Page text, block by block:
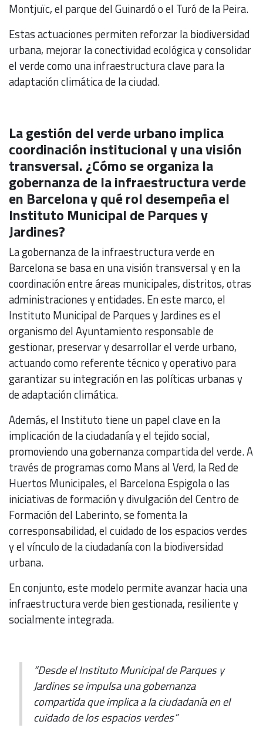
Montjuïc, el parque del Guinardó o el Turó de la Peira.
Estas actuaciones permiten reforzar la biodiversidad
urbana, mejorar la conectividad ecológica y consolidar
el verde como una infraestructura clave para la
adaptación climática de la ciudad.
La gestión del verde urbano implica
coordinación institucional y una visión
transversal. ¿Cómo se organiza la
gobernanza de la infraestructura verde
en Barcelona y qué rol desempeña el
Instituto Municipal de Parques y
Jardines?
La gobernanza de la infraestructura verde en
Barcelona se basa en una visión transversal y en la
coordinación entre áreas municipales, distritos, otras
administraciones y entidades. En este marco, el
Instituto Municipal de Parques y Jardines es el
organismo del Ayuntamiento responsable de
gestionar, preservar y desarrollar el verde urbano,
actuando como referente técnico y operativo para
garantizar su integración en las políticas urbanas y
de adaptación climática.
Además, el Instituto tiene un papel clave en la
implicación de la ciudadanía y el tejido social,
promoviendo una gobernanza compartida del verde. A
través de programas como Mans al Verd, la Red de
Huertos Municipales, el Barcelona Espigola o las
iniciativas de formación y divulgación del Centro de
Formación del Laberinto, se fomenta la
corresponsabilidad, el cuidado de los espacios verdes
y el vínculo de la ciudadanía con la biodiversidad
urbana.
En conjunto, este modelo permite avanzar hacia una
infraestructura verde bien gestionada, resiliente y
socialmente integrada.
“Desde el Instituto Municipal de Parques y
Jardines se impulsa una gobernanza
compartida que implica a la ciudadanía en el
cuidado de los espacios verdes”